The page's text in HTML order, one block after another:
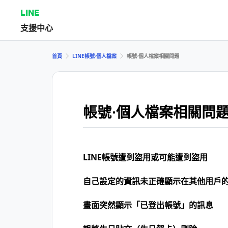
LINE
支援中心
首頁 LINE帳號⋅個人檔案 帳號⋅個人檔案相關問題
帳號⋅個人檔案相關問
LINE帳號遭到盜用或可能遭到盜用
自己設定的資訊未正確顯示在其他用戶
畫面突然顯示「已登出帳號」的訊息